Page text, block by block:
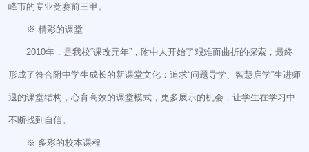
峰市的专业竞赛前三甲。
※ 精彩的课堂
2010年，是我校“课改元年”，附中人开始了艰难而曲折的探索，最终
形成了符合附中学生成长的新课堂文化：追求“问题导学、智慧启学”生进师
退的课堂结构，心育高效的课堂模式，更多展示的机会，让学生在学习中
不断找到自信。
※ 多彩的校本课程